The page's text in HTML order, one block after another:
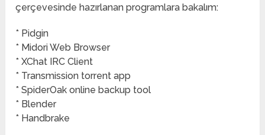
çerçevesinde hazırlanan programlara bakalım:
* Pidgin
* Midori Web Browser
* XChat IRC Client
* Transmission torrent app
* SpiderOak online backup tool
* Blender
* Handbrake